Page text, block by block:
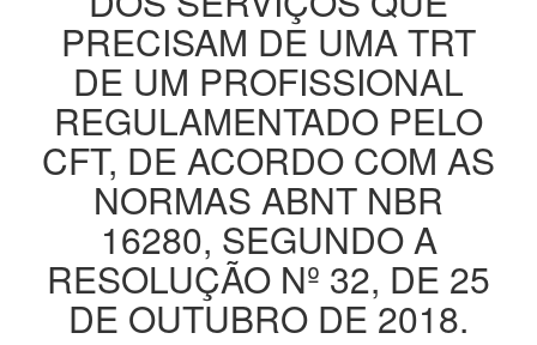
PRECISAM DE UMA TRT
DE UM PROFISSIONAL
REGULAMENTADO PELO
CFT, DE ACORDO COM AS
NORMAS ABNT NBR
16280, SEGUNDO A
RESOLUÇÃO Nº 32, DE 25
DE OUTUBRO DE 2018.